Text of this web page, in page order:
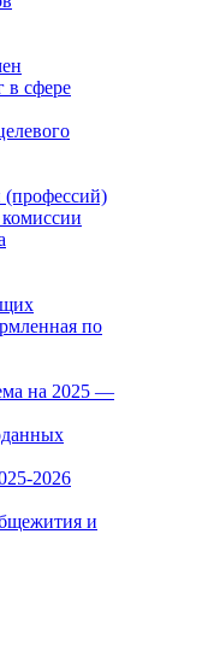
в сфере
(профессий)
по
на 2025 —
2026
и